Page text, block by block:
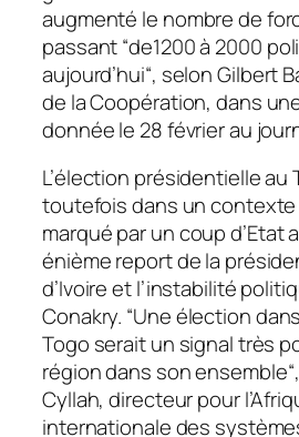
augmenté le nombre de
passant “de1200 à 2000
aujourd’hui“, selon Gilbert
de la Coopération, dans
donnée le 28 février au
L’élection présidentielle
toutefois dans un
marqué par un coup d’Etat
énième report de la
d’Ivoire et l’instabilité
Conakry. “Une élection
Togo serait un signal très
région dans son ensemble
Cyllah, directeur pour
internationale des